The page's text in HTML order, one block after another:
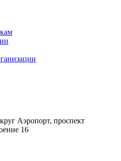
Аэропорт, проспект
16